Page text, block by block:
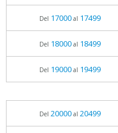
Del 17000al 17499
Del 18000al 18499
Del 19000al 19499
Del 20000al 20499